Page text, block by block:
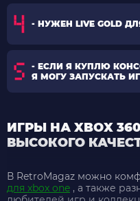
- НУЖЕН LIVE GOLD
- ЕСЛИ Я КУПЛЮ
Я МОГУ ЗАПУСКАТЬ
ИГРЫ НА XBOX
ВЫСОКОГО
В RetroMagaz можно
для xbox one , а также